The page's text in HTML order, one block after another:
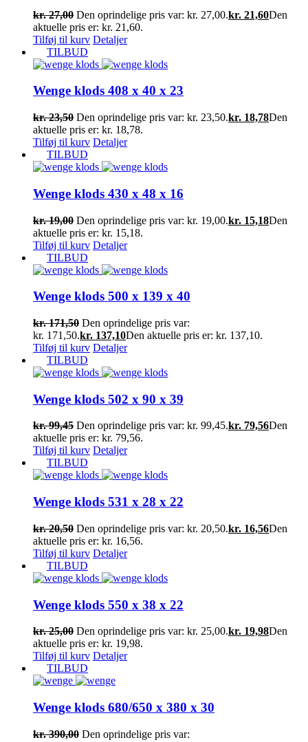
kr.27,00 Den oprindelige pris var: kr. 27,00.kr. 21,60Den
aktuelle pris er: kr. 21,60.
Tilføj til kurv Detaljer
TILBUD
Wenge klods 408 x 40 x 23
kr.23,50 Den oprindelige pris var: kr. 23,50.kr. 18,78Den
aktuelle pris er: kr. 18,78.
Tilføj til kurv Detaljer
TILBUD
Wenge klods 430 x 48 x 16
kr.19,00 Den oprindelige pris var: kr. 19,00.kr. 15,18Den
aktuelle pris er: kr. 15,18.
Tilføj til kurv Detaljer
TILBUD
Wenge klods 500 x 139 x 40
kr.171,50 Den oprindelige pris var:
kr. 171,50.kr. 137,10Den aktuelle pris er: kr. 137,10.
Tilføj til kurv Detaljer
TILBUD
Wenge klods 502 x 90 x 39
kr.99,45 Den oprindelige pris var: kr. 99,45.kr. 79,56Den
aktuelle pris er: kr. 79,56.
Tilføj til kurv Detaljer
TILBUD
Wenge klods 531 x 28 x 22
kr.20,50 Den oprindelige pris var: kr. 20,50.kr. 16,56Den
aktuelle pris er: kr. 16,56.
Tilføj til kurv Detaljer
TILBUD
Wenge klods 550 x 38 x 22
kr.25,00 Den oprindelige pris var: kr. 25,00.kr. 19,98Den
aktuelle pris er: kr. 19,98.
Tilføj til kurv Detaljer
TILBUD
Wenge klods 680/650 x 380 x 30
kr.390,00 Den oprindelige pris var: